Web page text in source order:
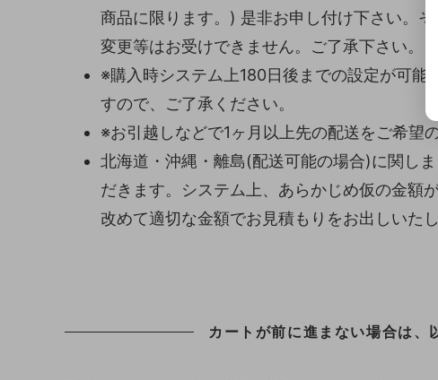
商品に限ります。) 是非お申し付け下さい。
変更等はお受けできません。ご了承下さい。
※購入時システム上180日後までの設定が可能
すので、ご了承ください。
※お引越しなどで1ヶ月以上先の配送をご希望
北海道・沖縄・離島(配送可能の場合)に関し
だきます。システム上、あらかじめ仮の金額
改めて適切な金額でお見積もりをお出しいたし
カートが前に進まない場合は、